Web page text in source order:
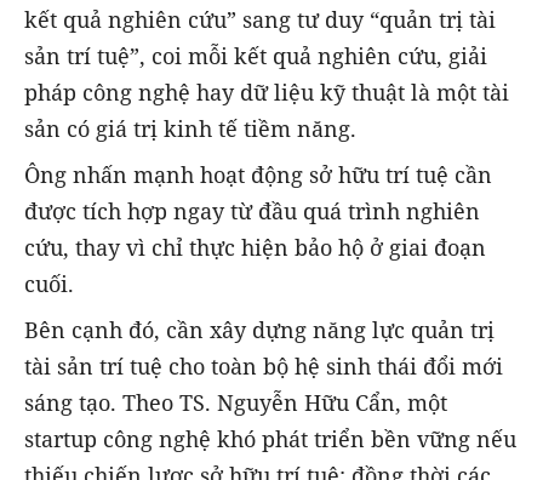
kết quả nghiên cứu” sang tư duy “quản trị tài
sản trí tuệ”, coi mỗi kết quả nghiên cứu, giải
pháp công nghệ hay dữ liệu kỹ thuật là một tài
sản có giá trị kinh tế tiềm năng.
Ông nhấn mạnh hoạt động sở hữu trí tuệ cần
được tích hợp ngay từ đầu quá trình nghiên
cứu, thay vì chỉ thực hiện bảo hộ ở giai đoạn
cuối.
Bên cạnh đó, cần xây dựng năng lực quản trị
tài sản trí tuệ cho toàn bộ hệ sinh thái đổi mới
sáng tạo. Theo TS. Nguyễn Hữu Cẩn, một
startup công nghệ khó phát triển bền vững nếu